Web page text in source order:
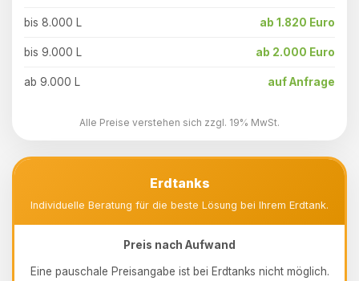
bis 8.000 L ab 1.820 Euro
bis 9.000 L ab 2.000 Euro
ab 9.000 L auf Anfrage
Alle Preise verstehen sich zzgl. 19% MwSt.
Erdtanks
Individuelle Beratung für die beste Lösung bei Ihrem Erdtank.
Preis nach Aufwand
Eine pauschale Preisangabe ist bei Erdtanks nicht möglich.